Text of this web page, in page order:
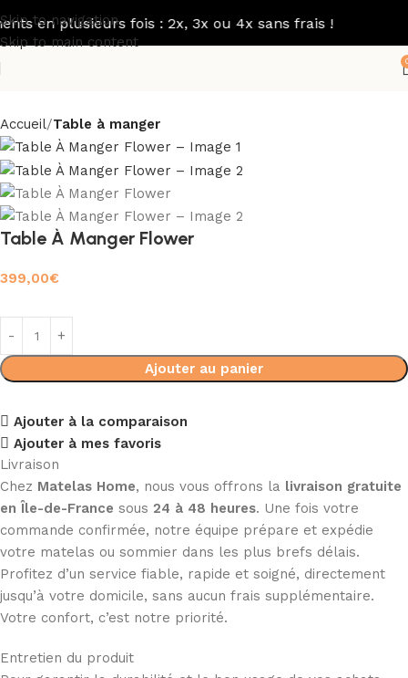
Skip to navigation
Skip to main content
Accueil Table à manger
Table À Manger Flower
399,00€
Ajouter au panier
Ajouter à la comparaison
Ajouter à mes favoris
Livraison
Chez Matelas Home, nous vous offrons la livraison gratuite
en Île-de-France sous 24 à 48 heures. Une fois votre
commande confirmée, notre équipe prépare et expédie
votre matelas ou sommier dans les plus brefs délais.
Profitez d’un service fiable, rapide et soigné, directement
jusqu’à votre domicile, sans aucun frais supplémentaire.
Votre confort, c’est notre priorité.
Entretien du produit
en plusieurs fois : 2x, 3x ou 4x sans frais !